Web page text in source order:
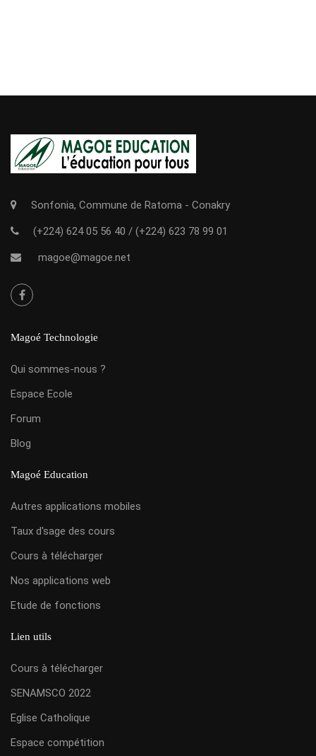
Sonfonia, Commune de Ratoma - Conakry
(+224) 624 05 56 40 / (+224) 623 78 99 01
magoe@magoe.net
Magoé Technologie
Qui sommes-nous ?
Espace Ecole
Forum
Blog
Magoé Education
Autres applications mobiles
Taux d'sage des cours
Cours à télécharger
Nos applications web
Etude de fonctions
Lien utils
Cours à télécharger
SENAMSCO 2022
Eglise Catholique
Espace compétition